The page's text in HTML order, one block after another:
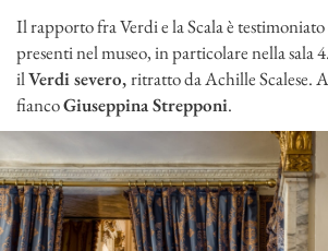
Il rapporto fra Verdi e la Scala è
presenti nel museo, in particolare nella sala
ilVerdi severo,ritratto da Achille Scalese.
fiancoGiuseppina Strepponi.